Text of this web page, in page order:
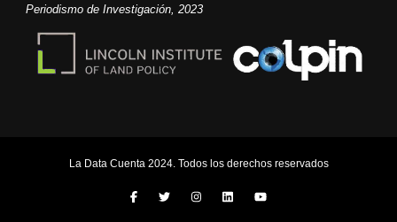
Periodismo de Investigación, 2023
La Data Cuenta 2024. Todos los derechos reservados